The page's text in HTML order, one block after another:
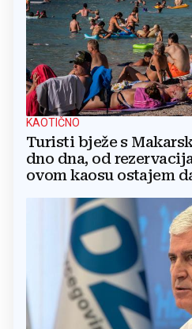
KAOTIČNO
Turisti bježe s
dno dna, od
ovom kaosu ostajem